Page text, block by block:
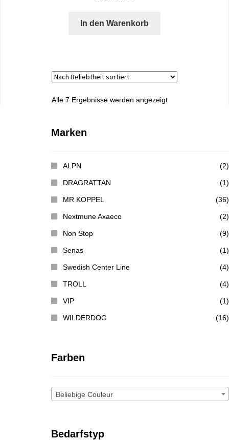
In den Warenkorb
Alle 7 Ergebnisse werden angezeigt
Marken
ALPN (2)
DRAGRATTAN (1)
MR KOPPEL (36)
Nextmune Axaeco (2)
Non Stop (9)
Senas (1)
Swedish Center Line (4)
TROLL (4)
VIP (1)
WILDERDOG (16)
Farben
Beliebige Couleur
Bedarfstyp